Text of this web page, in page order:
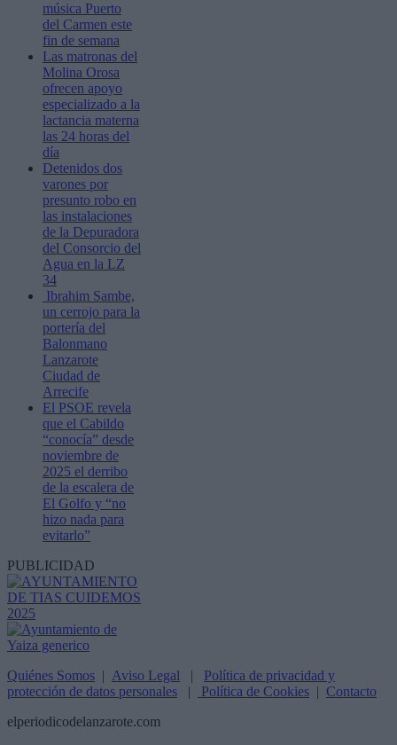
música Puerto
del Carmen este
fin de semana
Las matronas del
Molina Orosa
ofrecen apoyo
especializado a la
lactancia materna
las 24 horas del
día
Detenidos dos
varones por
presunto robo en
las instalaciones
de la Depuradora
del Consorcio del
Agua en la LZ
34
Ibrahim Sambe,
un cerrojo para la
portería del
Balonmano
Lanzarote
Ciudad de
Arrecife
El PSOE revela
que el Cabildo
“conocía” desde
noviembre de
2025 el derribo
de la escalera de
El Golfo y “no
hizo nada para
evitarlo”
PUBLICIDAD
Quiénes Somos | Aviso Legal | Política de privacidad y
protección de datos personales | Política de Cookies | Contacto
elperiodicodelanzarote.com